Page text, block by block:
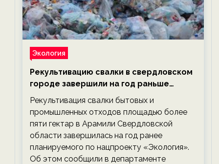
Экология
Рекультивацию свалки в свердловском
городе завершили на год раньше
планируемого срока — новости
экологии на ECOportal
Рекультивация свалки бытовых и
промышленных отходов площадью более
пяти гектар в Арамили Свердловской
области завершилась на год ранее
планируемого по нацпроекту «Экология».
Об этом сообщили в департаменте